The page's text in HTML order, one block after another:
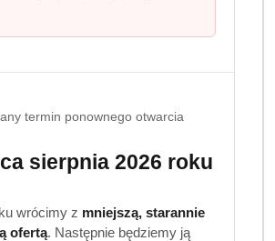
termin ponownego otwarcia
sierpnia 2026 roku
wrócimy z mniejszą, starannie
ofertą. Następnie będziemy ją